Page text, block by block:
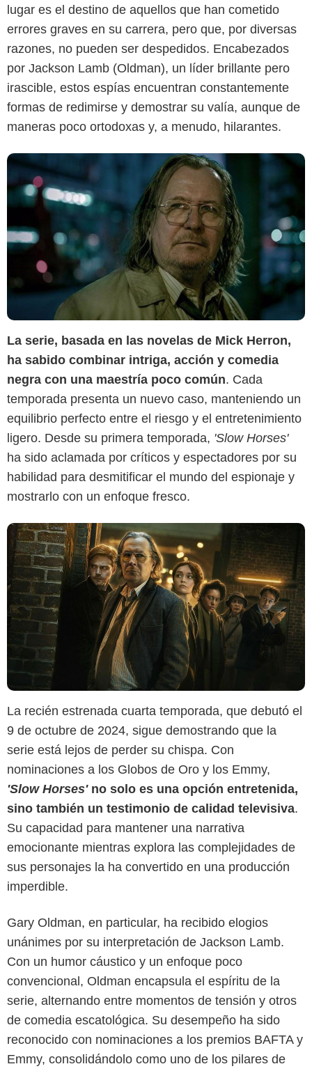
lugar es el destino de aquellos que han cometido
errores graves en su carrera, pero que, por diversas
razones, no pueden ser despedidos. Encabezados
por Jackson Lamb (Oldman), un líder brillante pero
irascible, estos espías encuentran constantemente
formas de redimirse y demostrar su valía, aunque de
maneras poco ortodoxas y, a menudo, hilarantes.
La serie, basada en las novelas de Mick Herron,
ha sabido combinar intriga, acción y comedia
negra con una maestría poco común. Cada
temporada presenta un nuevo caso, manteniendo un
equilibrio perfecto entre el riesgo y el entretenimiento
ligero. Desde su primera temporada, 'Slow Horses'
ha sido aclamada por críticos y espectadores por su
habilidad para desmitificar el mundo del espionaje y
mostrarlo con un enfoque fresco.
Apple TV+
La recién estrenada cuarta temporada, que debutó el
9 de octubre de 2024, sigue demostrando que la
serie está lejos de perder su chispa. Con
nominaciones a los Globos de Oro y los Emmy,
'Slow Horses' no solo es una opción entretenida,
sino también un testimonio de calidad televisiva.
Su capacidad para mantener una narrativa
emocionante mientras explora las complejidades de
sus personajes la ha convertido en una producción
imperdible.
Gary Oldman, en particular, ha recibido elogios
unánimes por su interpretación de Jackson Lamb.
Con un humor cáustico y un enfoque poco
convencional, Oldman encapsula el espíritu de la
serie, alternando entre momentos de tensión y otros
de comedia escatológica. Su desempeño ha sido
reconocido con nominaciones a los premios BAFTA y
Emmy, consolidándolo como uno de los pilares de
Apple TV+